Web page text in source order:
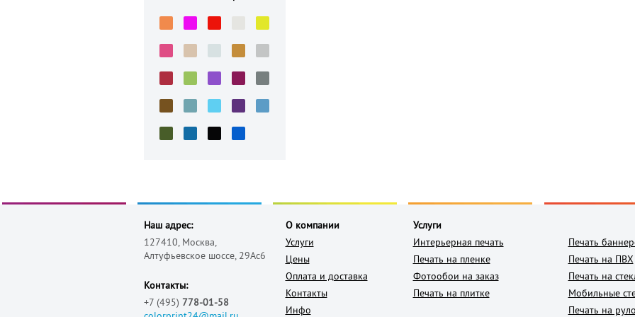
Наш адрес:
127410, Москва,
Алтуфьевское шоссе, 29Ас6
Контакты:
+7 (495) 778-01-58
О компании
Услуги
Цены
Оплата и доставка
Контакты
Инфо
Услуги
Интерьерная печать
Печать
Печать на пленке
Печать на ПВХ
Фотообои на заказ
Печать на
Печать на плитке
Мобильные
Печать на